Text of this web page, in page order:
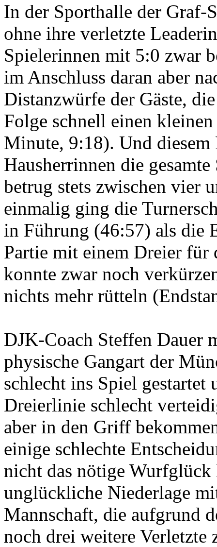
In der Sporthalle der Graf-
ohne ihre verletzte
Spielerinnen mit 5:0 zwar
im Anschluss daran aber
Distanzwürfe der Gäste,
Folge schnell einen
Minute, 9:18). Und
Hausherrinnen die
betrug stets zwischen vier
einmalig ging die
in Führung (46:57) als die
Partie mit einem Dreier für
konnte zwar noch
nichts mehr rütteln
DJK-Coach Steffen Dauer
physische Gangart der
schlecht ins Spiel gestartet
Dreierlinie schlecht
aber in den Griff
einige schlechte
nicht das nötige Wurfglück
unglückliche Niederlage
Mannschaft, die aufgrund
noch drei weitere Verletzte